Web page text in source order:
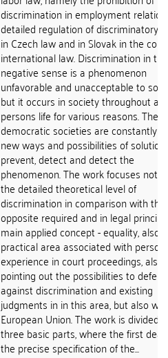
discrimination in employment
detailed regulation of discriminatory
in Czech law and in Slovak in the
international law. Discrimination in the
negative sense is a phenomenon
unfavorable and unacceptable to
but it occurs in society throughout a
persons life for various reasons.
democratic societies are constantly
new ways and possibilities of
prevent, detect and detect the
phenomenon. The work focuses not
the detailed theoretical level of
discrimination in comparison with the
opposite required and in legal
main applied concept - equality, also
practical area associated with
experience in court proceedings, also
pointing out the possibilities to defend
against discrimination and existing
judgments in in this area, but also
European Union. The work is divided
three basic parts, where the first
the precise specification of the...